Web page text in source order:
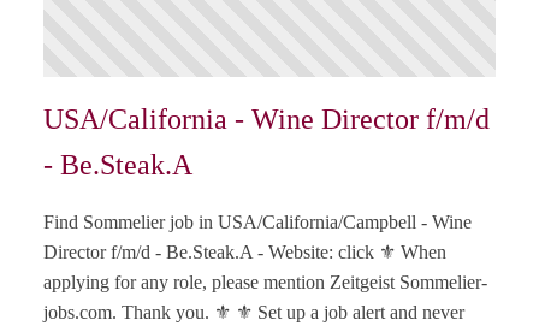
USA/California - Wine Director f/m/d
- Be.Steak.A
Find Sommelier job in USA/California/Campbell - Wine
Director f/m/d - Be.Steak.A - Website: click ⚜️ When
applying for any role, please mention Zeitgeist Sommelier-
jobs.com. Thank you. ⚜️ ⚜️ Set up a job alert and never